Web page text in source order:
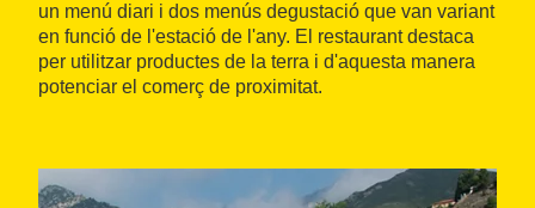
un menú diari i dos menús degustació que van variant
en funció de l'estació de l'any. El restaurant destaca
per utilitzar productes de la terra i d'aquesta manera
potenciar el comerç de proximitat.